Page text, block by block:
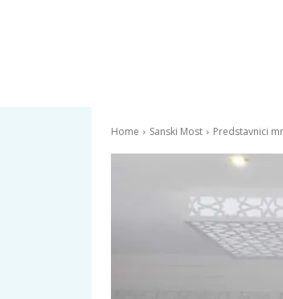
Home Sanski Most Predstavnici